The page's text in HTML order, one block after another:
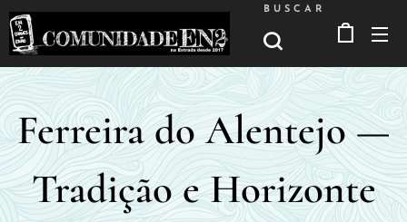
BUSCAR
Ferreira do Alentejo —
Tradição e Horizonte